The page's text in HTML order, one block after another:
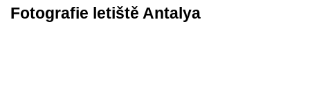
Fotografie letiště Antalya